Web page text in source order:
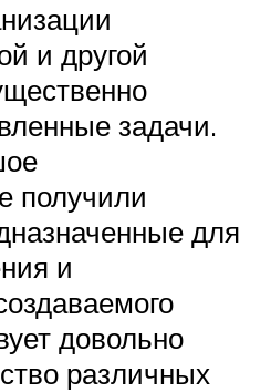
и другой
задачи.
получили
для
и
довольно
различных